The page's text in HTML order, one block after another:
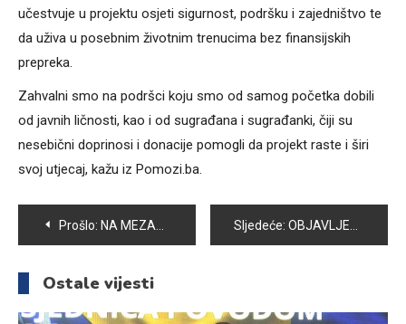
učestvuje u projektu osjeti sigurnost, podršku i zajedništvo te
da uživa u posebnim životnim trenucima bez finansijskih
prepreka.
Zahvalni smo na podršci koju smo od samog početka dobili
od javnih ličnosti, kao i od sugrađana i sugrađanki, čiji su
nesebični doprinosi i donacije pomogli da projekt raste i širi
svoj utjecaj, kažu iz Pomozi.ba.
Navigacija
članaka
Prošlo: NA MEZARJU TIHOVIĆI 4. JULA BIĆE OBAVLJENA DŽENAZA I UKOP JOŠ JEDNE ŽRTVE UBIJENE JULA 1992. GODINE Sljedeće: OBJAVLJENA ZBIRKA PRIČA “KOJE JE BOJE VUK” ADMIRA DŽANKE
Ostale vijesti